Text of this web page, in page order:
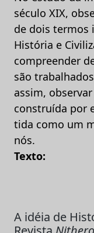
século XIX,
de dois termos
História e
compreender
são
assim,
construída por
tida como um
nós.
Texto:
A idéia de